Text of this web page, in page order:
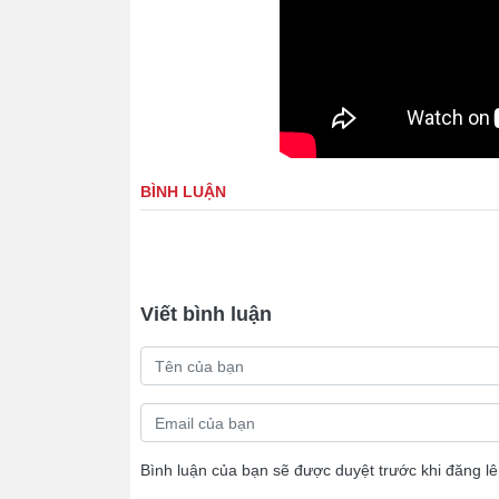
BÌNH LUẬN
Viết bình luận
Bình luận của bạn sẽ được duyệt trước khi đăng